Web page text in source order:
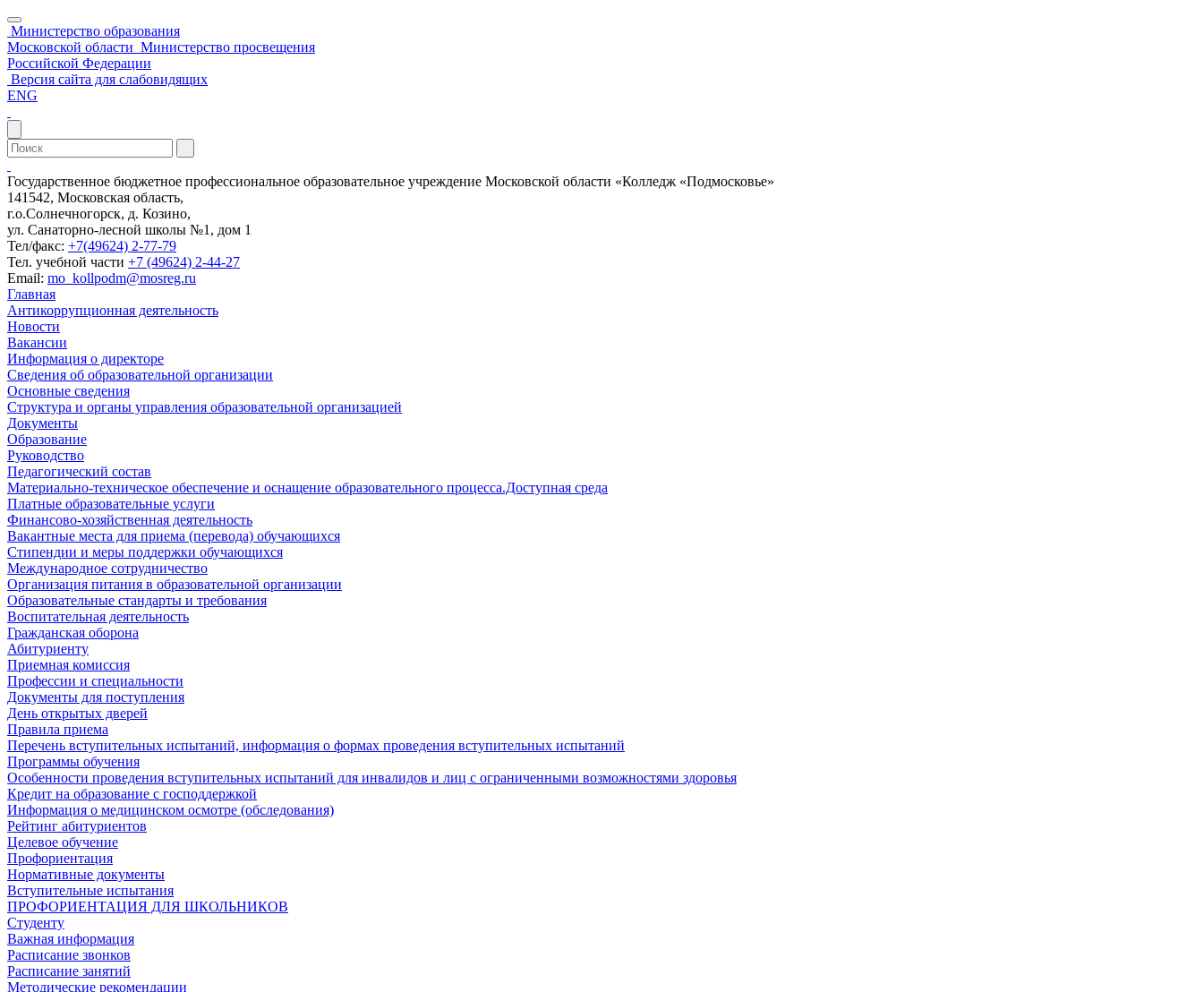
Министерство образования
Московской области Министерство просвещения
Российской Федерации
Версия сайта для слабовидящих
ENG
Государственное бюджетное профессиональное образовательное учреждение Московской области «Колледж «Подмосковье»
141542, Московская область,
г.о.Солнечногорск, д. Козино,
ул. Санаторно-лесной школы №1, дом 1
Тел/факс: +7(49624) 2-77-79
Тел. учебной части +7 (49624) 2-44-27
Email: mo_kollpodm@mosreg.ru
Главная
Антикоррупционная деятельность
Новости
Вакансии
Информация о директоре
Сведения об образовательной организации
Основные сведения
Структура и органы управления образовательной организацией
Документы
Образование
Руководство
Педагогический состав
Материально-техническое обеспечение и оснащение образовательного процесса.Доступная среда
Платные образовательные услуги
Финансово-хозяйственная деятельность
Вакантные места для приема (перевода) обучающихся
Стипендии и меры поддержки обучающихся
Международное сотрудничество
Организация питания в образовательной организации
Образовательные стандарты и требования
Воспитательная деятельность
Гражданская оборона
Абитуриенту
Приемная комиссия
Профессии и специальности
Документы для поступления
День открытых дверей
Правила приема
Перечень вступительных испытаний, информация о формах проведения вступительных испытаний
Программы обучения
Особенности проведения вступительных испытаний для инвалидов и лиц с ограниченными возможностями здоровья
Кредит на образование с господдержкой
Информация о медицинском осмотре (обследования)
Рейтинг абитуриентов
Целевое обучение
Профориентация
Нормативные документы
Вступительные испытания
ПРОФОРИЕНТАЦИЯ ДЛЯ ШКОЛЬНИКОВ
Студенту
Важная информация
Расписание звонков
Расписание занятий
Методические рекомендации